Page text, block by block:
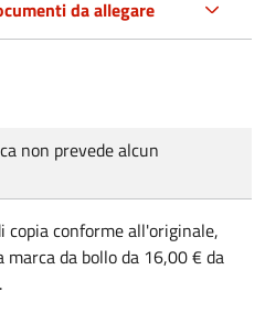
da allegare
non prevede alcun
copia conforme all'originale,
da bollo da 16,00 € da